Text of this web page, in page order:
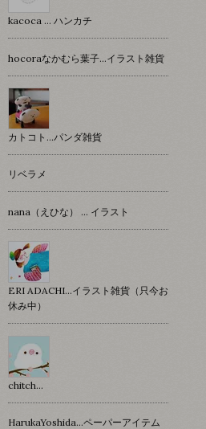
kacoca ... ハンカチ
hocoraなかむら葉子…イラスト雑貨
カトコト…パンダ雑貨
リベラメ
nana（えひな） … イラスト
ERI ADACHI...イラスト雑貨（只今お
休み中）
chitch…
HarukaYoshida…ペーパーアイテム